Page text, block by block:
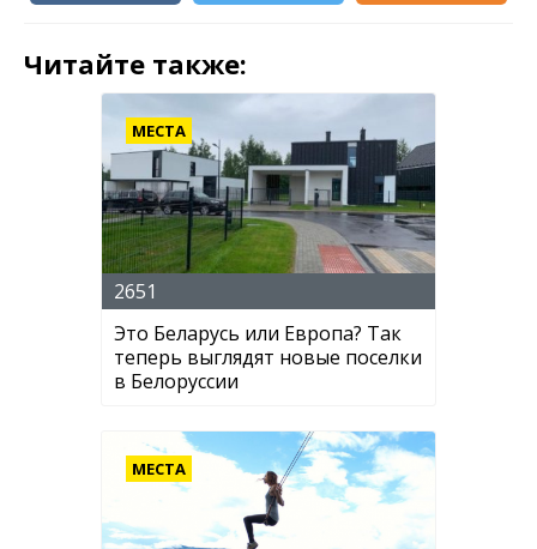
Читайте также:
МЕСТА
2651
Это Беларусь или Европа? Так
теперь выглядят новые поселки
в Белоруссии
МЕСТА